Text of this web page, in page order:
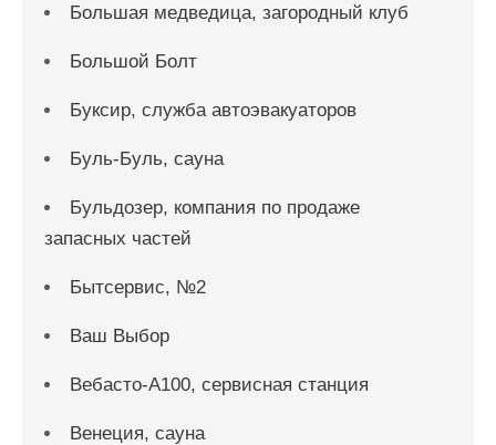
Большая медведица, загородный клуб
Большой Болт
Буксир, служба автоэвакуаторов
Буль-Буль, сауна
Бульдозер, компания по продаже
запасных частей
Бытсервис, №2
Ваш Выбор
Вебасто-А100, сервисная станция
Венеция, сауна